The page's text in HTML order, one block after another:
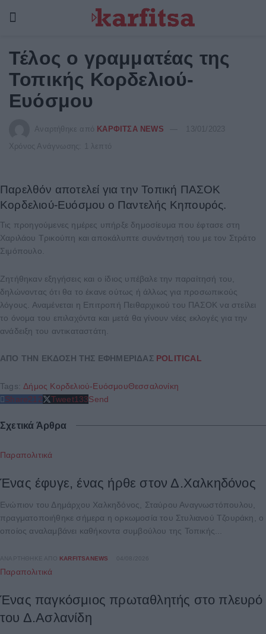
Τέλος ο γραμματέας της
Τοπικής Κορδελιού-
Ευόσμου
Αναρτήθηκε από ΚΑΡΦΙΤΣΑ NEWS
13/01/2023
Χρόνος Ανάγνωσης: 1 λεπτό
Παρελθόν αποτελεί για την Τοπική ΠΑΣΟΚ
Κορδελιού-Ευόσμου ο Παντελής Κηπουρός.
Τις προηγούμενες ημέρες υπήρξε δημοσίευμα που έφτασε στη
Χαριλάου Τρικούπη και αποκάλυπτε συνάντησή του με τον Στράτο
Σιμόπουλο.
Ζητήθηκαν εξηγήσεις και ο ίδιος υπέβαλε την παραίτησή του,
δηλώνοντας ότι θα το έκανε ούτως ή άλλως για προσωπικούς
λόγους. Αναμένεται η Επιτροπή Πειθαρχικού του ΠΑΣΟΚ να στείλει
το όνομα του επιλαχόντα και μετά θα γίνουν νέες εκλογές για την
ανάδειξη του αντικαταστάτη.
ΑΠΟ ΤΗΝ ΕΚΔΟΣΗ ΤΗΣ ΕΦΗΜΕΡΙΔΑΣ POLITICAL
Tags: Δήμος Κορδελιού-ΕυόσμουΘεσσαλονίκη
Share212 Tweet133Send
Σχετικά Άρθρα
Παραπολιτικά
Ένας έφυγε, ένας ήρθε στον Δ.Χαλκηδόνος
Ενώπιον του Δημάρχου Χαλκηδόνος, Σταύρου Αναγνωστόπουλου,
πραγματοποιήθηκε σήμερα η ορκωμοσία του Στυλιανού Τζουράκη, ο
οποίος αναλαμβάνει καθήκοντα συμβούλου της Τοπικής...
ΑΝΑΡΤΉΘΗΚΕ ΑΠΌ KARFITSANEWS
Παραπολιτικά
Ένας παγκόσμιος πρωταθλητής στο πλευρό
του Δ.Ασλανίδη